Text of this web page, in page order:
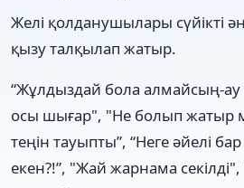
Желі қолданушылары сүйікті
қызу талқылап жатыр.
“Жұлдыздай бола алмайсың-ау
осы шығар", "Не болып жатыр
теңін тауыпты”, “Неге әйелі
екен?!”, "Жай жарнама